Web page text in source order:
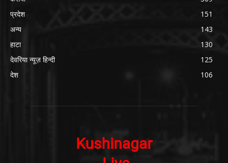
प्रदेश
151
अन्य
143
हाटा
130
देवरिया न्यूज़ हिन्दी
125
देश
106